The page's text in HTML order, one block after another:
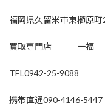
福岡県久留米市東櫛原
買取専門店 一福
TEL0942-25-9088
携帯直通090-4146-5447